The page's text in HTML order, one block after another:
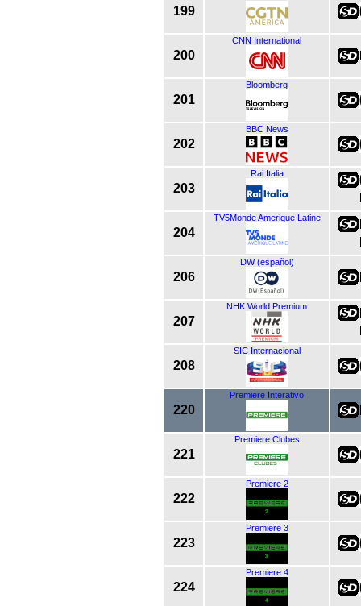
199
200
CNN International
201
Bloomberg
202
BBC News
203
Rai Italia
204
TV5Monde Amerique Latine
206
DW (español)
207
NHK World Premium
208
SIC Internacional
220
Premiere Interativo
221
Premiere Clubes
222
Premiere 2
223
Premiere 3
224
Premiere 4